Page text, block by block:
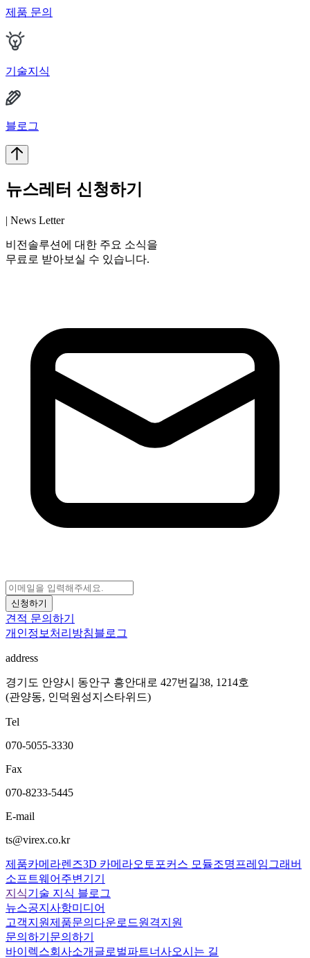
제품 문의
기술지식
블로그
뉴스레터 신청하기
| News Letter
비전솔루션에 대한 주요 소식을
무료로 받아보실 수 있습니다.
신청하기
견적 문의하기
개인정보처리방침블로그
address
경기도 안양시 동안구 흥안대로 427번길38, 1214호
(관양동, 인덕원성지스타위드)
Tel
070-5055-3330
Fax
070-8233-5445
E-mail
ts@virex.co.kr
제품카메라렌즈3D 카메라오토포커스 모듈조명 프레임그래버
소프트웨어 주변기기
지식기술 지식 블로그
뉴스공지사항미디어
고객지원제품문의 다운로드원격지원
문의하기 문의하기
바이렉스회사소개 글로벌파트너사오시는 길